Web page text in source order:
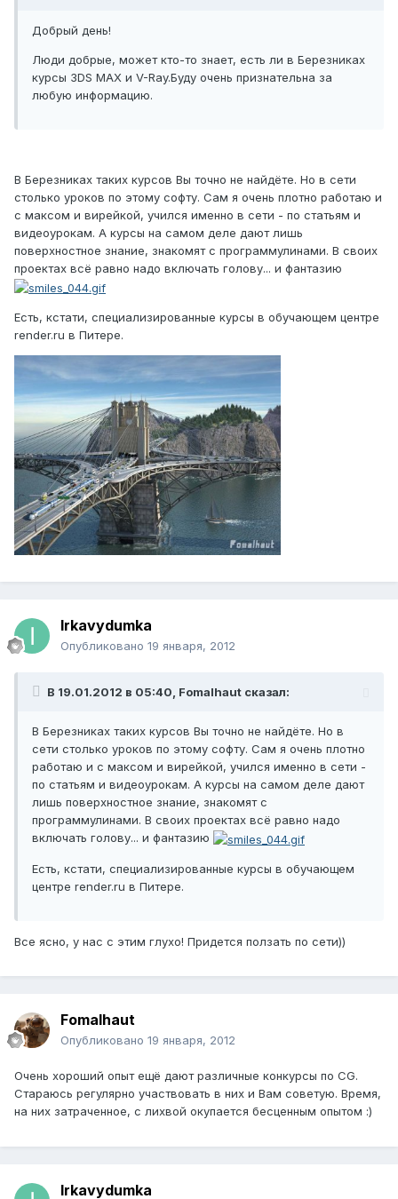
Добрый день!
Люди добрые, может кто-то знает, есть ли в Березниках
курсы 3DS MAX и V-Ray.Буду очень признательна за
любую информацию.
В Березниках таких курсов Вы точно не найдёте. Но в сети
столько уроков по этому софту. Сам я очень плотно работаю и
с максом и вирейкой, учился именно в сети - по статьям и
видеоурокам. А курсы на самом деле дают лишь
поверхностное знание, знакомят с программулинами. В своих
проектах всё равно надо включать голову... и фантазию
Есть, кстати, специализированные курсы в обучающем центре
render.ru в Питере.
Irkavydumka
Опубликовано 19 января, 2012
В 19.01.2012 в 05:40, Fomalhaut сказал:
В Березниках таких курсов Вы точно не найдёте. Но в
сети столько уроков по этому софту. Сам я очень плотно
работаю и с максом и вирейкой, учился именно в сети -
по статьям и видеоурокам. А курсы на самом деле дают
лишь поверхностное знание, знакомят с
программулинами. В своих проектах всё равно надо
включать голову... и фантазию
Есть, кстати, специализированные курсы в обучающем
центре render.ru в Питере.
Все ясно, у нас с этим глухо! Придется ползать по сети))
Fomalhaut
Опубликовано 19 января, 2012
Очень хороший опыт ещё дают различные конкурсы по CG.
Стараюсь регулярно участвовать в них и Вам советую. Время,
на них затраченное, с лихвой окупается бесценным опытом :)
Irkavydumka